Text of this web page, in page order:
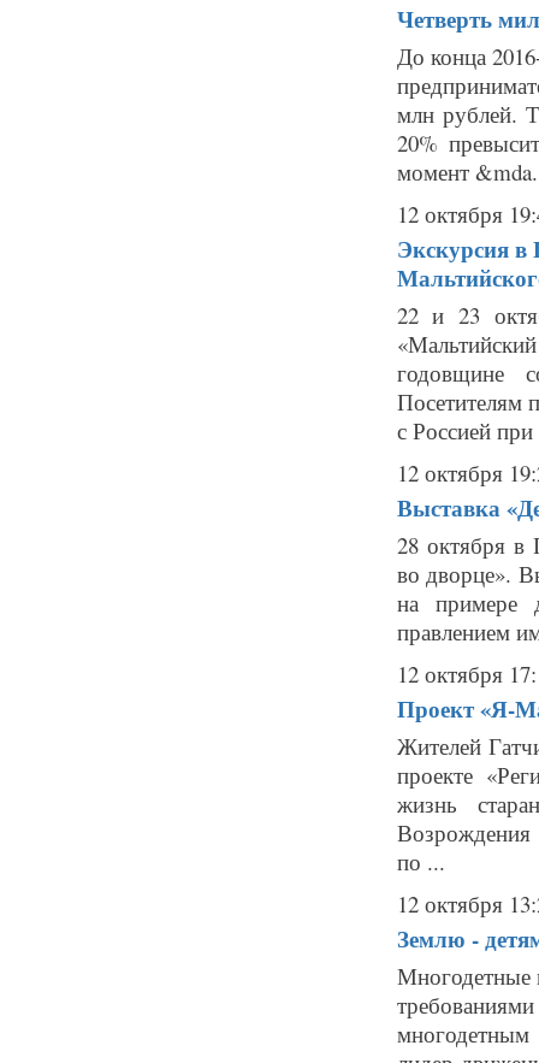
Четверть
До конца
млн рублей.
20%
момент
12 октября
Экскурсия в
22 и 23
годовщине
Посетителям
с Россией
12 октября
Выставка
28 октября в
во дворце».
на примере
правлением
12 октября
Проект «Я-
Жителей
проекте
жизнь
по ...
12 октября
Землю -
Многодетные